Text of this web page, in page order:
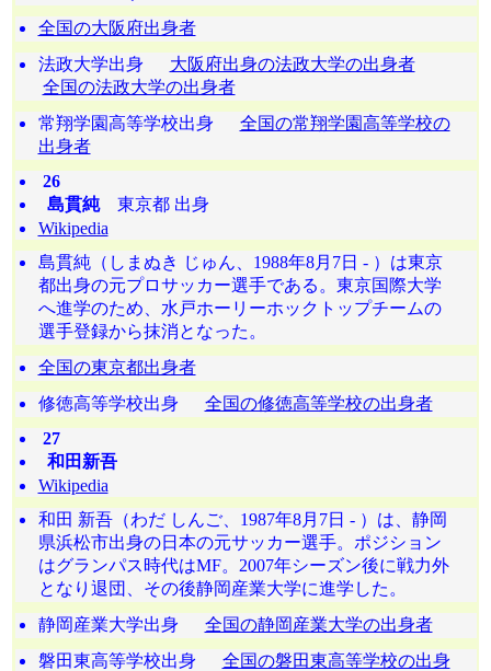
全国の大阪府出身者
法政大学出身 大阪府出身の法政大学の出身者
全国の法政大学の出身者
常翔学園高等学校出身 全国の常翔学園高等学校の
出身者
26
島貫純東京都 出身
Wikipedia
島貫純（しまぬき じゅん、1988年8月7日 - ）は東京
都出身の元プロサッカー選手である。東京国際大学
へ進学のため、水戸ホーリーホックトップチームの
選手登録から抹消となった。
全国の東京都出身者
修徳高等学校出身 全国の修徳高等学校の出身者
27
和田新吾
Wikipedia
和田 新吾（わだ しんご、1987年8月7日 - ）は、静岡
県浜松市出身の日本の元サッカー選手。ポジション
はグランパス時代はMF。2007年シーズン後に戦力外
となり退団、その後静岡産業大学に進学した。
静岡産業大学出身 全国の静岡産業大学の出身者
磐田東高等学校出身 全国の磐田東高等学校の出身